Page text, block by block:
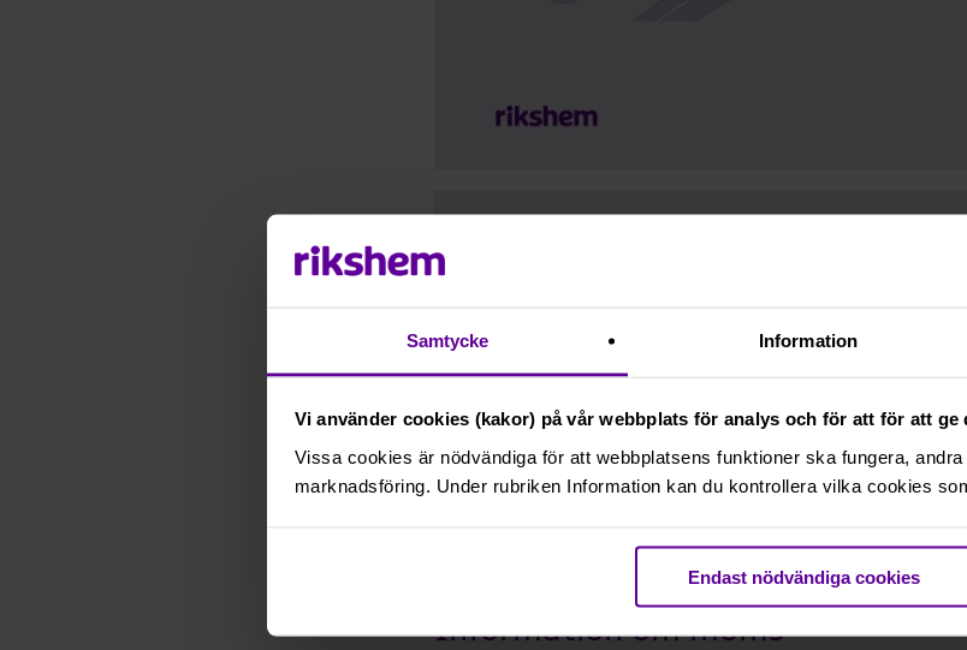
Samtycke Information
Vi använder cookies (kakor) på vår webbplats för analys och för att för att
Vissa cookies är nödvändiga för att webbplatsens funktioner ska fungera,
marknadsföring. Under rubriken Information kan du kontrollera vilka cookies
Endast nödvändiga cookies
Adress:
Steninge backe 2
Märsta -
Information om moms